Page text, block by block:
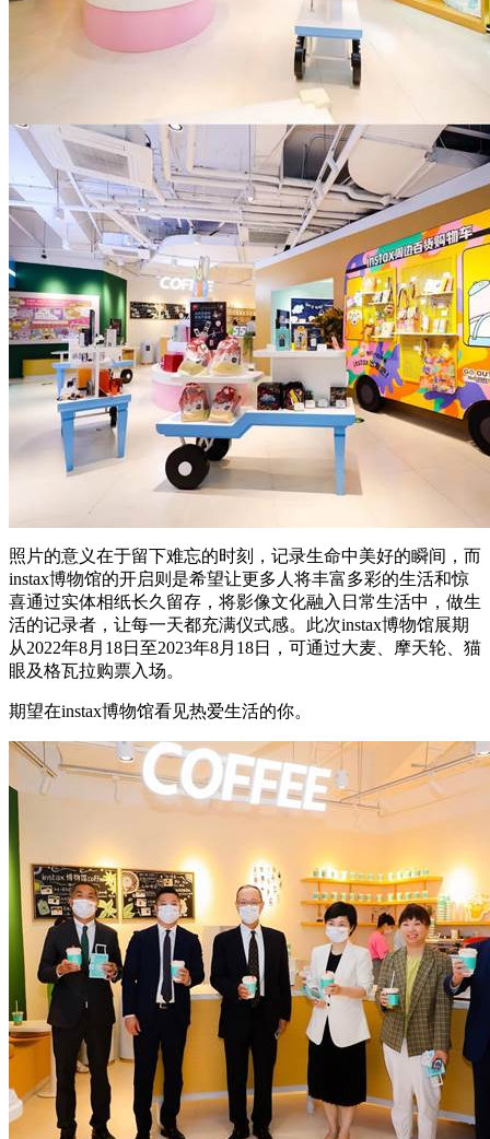
照片的意义在于留下难忘的时刻，记录生命中美好的瞬间，而
instax博物馆的开启则是希望让更多人将丰富多彩的生活和惊
喜通过实体相纸长久留存，将影像文化融入日常生活中，做生
活的记录者，让每一天都充满仪式感。此次instax博物馆展期
从2022年8月18日至2023年8月18日，可通过大麦、摩天轮、猫
眼及格瓦拉购票入场。
期望在instax博物馆看见热爱生活的你。